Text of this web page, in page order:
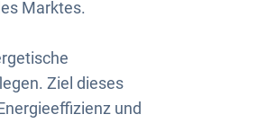
Marktes.
Ziel dieses
und